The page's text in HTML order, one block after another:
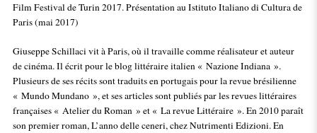
Film Festival de Turin 2017. Présentation au Istituto Italiano di Cultura de
Paris (mai 2017)
Giuseppe Schillaci vit à Paris, où il travaille comme réalisateur et auteur
de cinéma. Il écrit pour le blog littéraire italien « Nazione Indiana ».
Plusieurs de ses récits sont traduits en portugais pour la revue brésilienne
« Mundo Mundano », et ses articles sont publiés par les revues littéraires
françaises « Atelier du Roman » et « La revue Littéraire ». En 2010 paraît
son premier roman, L’anno delle ceneri, chez Nutrimenti Edizioni. En